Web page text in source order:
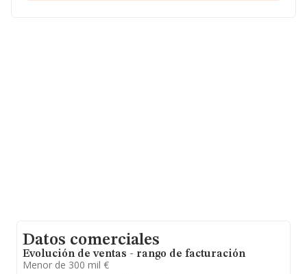
Datos comerciales
Evolución de ventas - rango de facturación
Menor de 300 mil €